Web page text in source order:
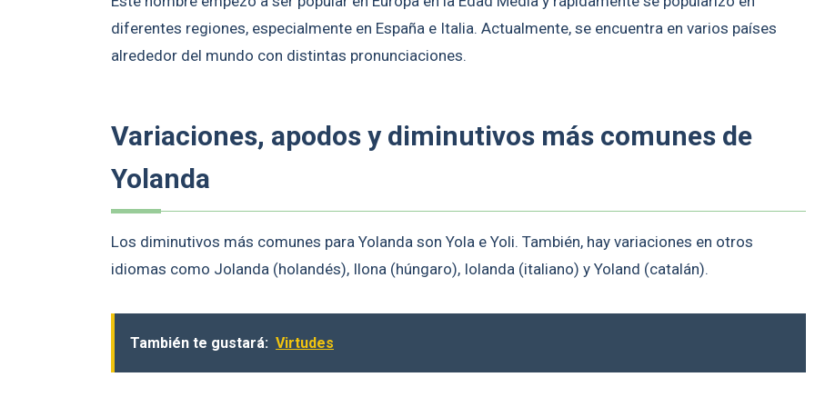
diferentes regiones, especialmente en España e Italia. Actualmente, se encuentra en varios países
alrededor del mundo con distintas pronunciaciones.
Variaciones, apodos y diminutivos más comunes de
Yolanda
Los diminutivos más comunes para Yolanda son Yola e Yoli. También, hay variaciones en otros
idiomas como Jolanda (holandés), Ilona (húngaro), Iolanda (italiano) y Yoland (catalán).
También te gustará: Virtudes